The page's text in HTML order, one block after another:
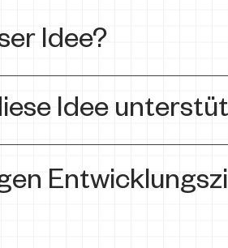
Idee?
Idee